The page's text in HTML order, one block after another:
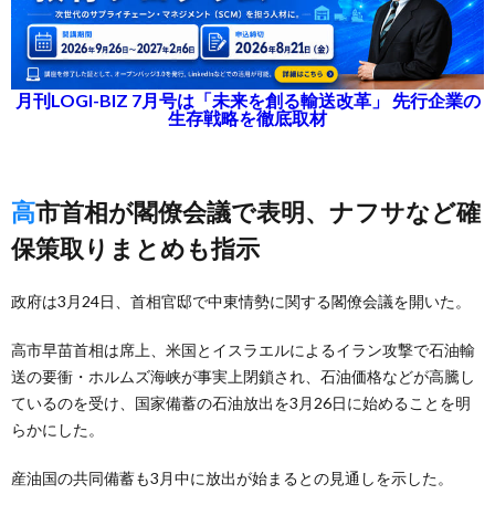
月刊LOGI-BIZ 7月号は「未来を創る輸送改革」 先行企業の
生存戦略を徹底取材
高市首相が閣僚会議で表明、ナフサなど確
保策取りまとめも指示
政府は3月24日、首相官邸で中東情勢に関する閣僚会議を開いた。
高市早苗首相は席上、米国とイスラエルによるイラン攻撃で石油輸
送の要衝・ホルムズ海峡が事実上閉鎖され、石油価格などが高騰し
ているのを受け、国家備蓄の石油放出を3月26日に始めることを明
らかにした。
産油国の共同備蓄も3月中に放出が始まるとの見通しを示した。